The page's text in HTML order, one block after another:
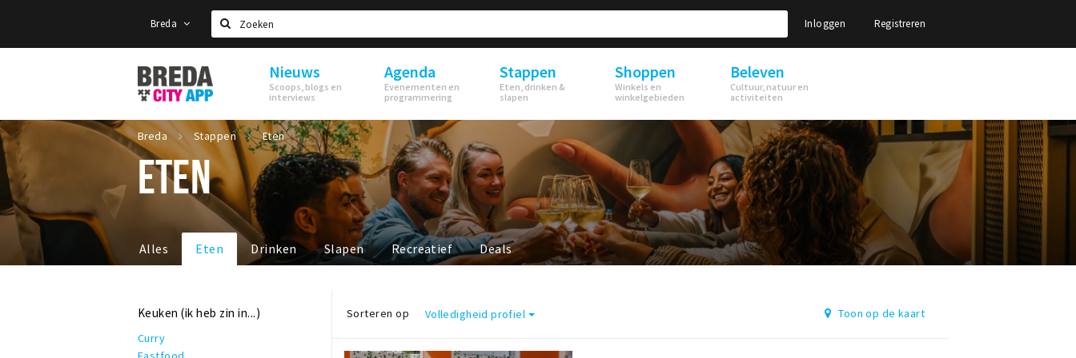
Breda
Zoeken
Inloggen Registreren
Stappen
&
Shoppen
Breda
Nieuws
Scoops, blogs en
interviews
Agenda
Evenementen en
programmering
Stappen
Eten, drinken &
slapen
Shoppen
Winkels en
winkelgebieden
Beleven
Cultuur, natuur en
activiteiten
Breda Stappen Eten
ETEN
Alles Eten Drinken Slapen Recreatief Deals
Keuken (ik heb zin in...)
Curry
Sorteren op Volledigheid profiel Toon op de kaart